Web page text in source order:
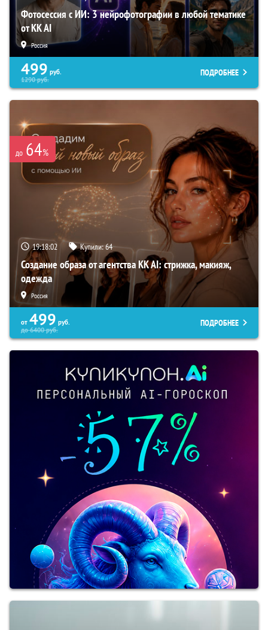
Фотосессия с ИИ: 3 нейрофотографии в любой тематике
от KK AI
Россия
499 руб.
1290руб.
ПОДРОБНЕЕ
до 64%
19:18:01 Купили:64
Создание образа от агентства KK AI: стрижка, макияж,
одежда
Россия
от 499 руб.
до6400руб.
ПОДРОБНЕЕ